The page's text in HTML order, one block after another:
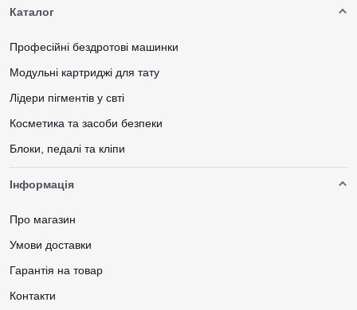
Каталог
Професійні бездротові машинки
Модульні картриджі для тату
Лідери пігментів у свті
Косметика та засоби безпеки
Блоки, педалі та кліпи
Інформація
Про магазин
Умови доставки
Гарантія на товар
Контакти